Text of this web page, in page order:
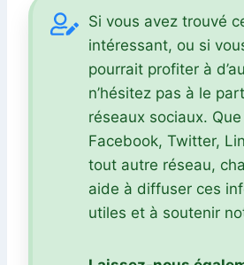
Si vous avez trouvé
intéressant, ou si
pourrait profiter à
n’hésitez pas à le
réseaux sociaux.
Facebook, Twitter,
tout autre réseau,
aide à diffuser ces
utiles et à soutenir